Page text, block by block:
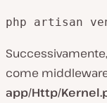
php artisan
come
app/Http/